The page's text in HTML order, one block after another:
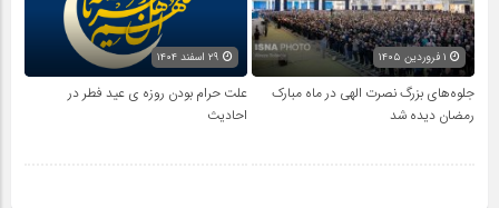
جلوه‌های بزرگ نصرت الهی در ماه مبارک
رمضان دیده شد
علت حرام بودن روزه ی عید فطر در
احادیث